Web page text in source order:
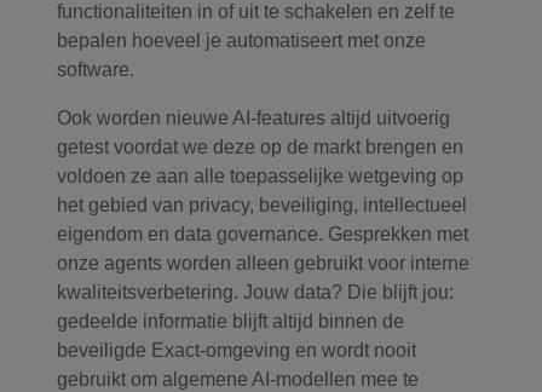
functionaliteiten in of uit te schakelen en zelf te
bepalen hoeveel je automatiseert met onze
software.
Ook worden nieuwe AI-features altijd uitvoerig
getest voordat we deze op de markt brengen en
voldoen ze aan alle toepasselijke wetgeving op
het gebied van privacy, beveiliging, intellectueel
eigendom en data governance. Gesprekken met
onze agents worden alleen gebruikt voor interne
kwaliteitsverbetering. Jouw data? Die blijft jou:
gedeelde informatie blijft altijd binnen de
beveiligde Exact-omgeving en wordt nooit
gebruikt om algemene AI-modellen mee te